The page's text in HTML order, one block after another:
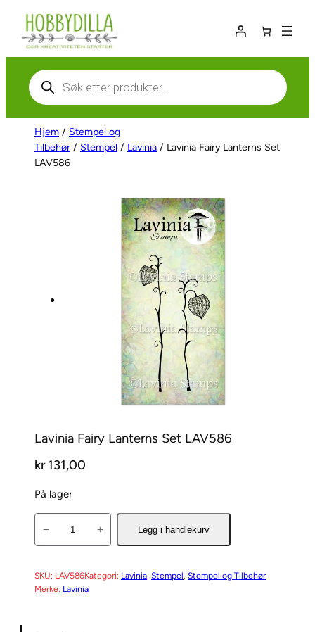
Hopp
innhold
Products
search
Hjem / Stempel og
Tilbehør / Stempel / Lavinia / Lavinia Fairy Lanterns Set
LAV586
Lavinia Fairy Lanterns Set LAV586
kr131,00
På lager
i
n
− + Legg i handlekurv
SKU: LAV586Kategori: Lavinia, Stempel, Stempel og Tilbehør
Merke: Lavinia